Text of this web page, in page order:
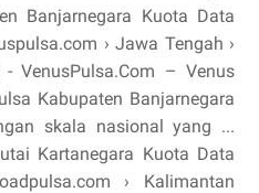
Banjarnegara Kuota Data
› Jawa Tengah ›
VenusPulsa.Com – Venus
Kabupaten Banjarnegara
skala nasional yang ...
Kartanegara Kuota Data
› Kalimantan